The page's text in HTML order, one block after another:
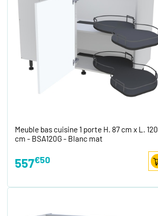
Meuble bas cuisine 1 porte H. 87 cm x L. 120
cm - BSA120G - Blanc mat
557€50